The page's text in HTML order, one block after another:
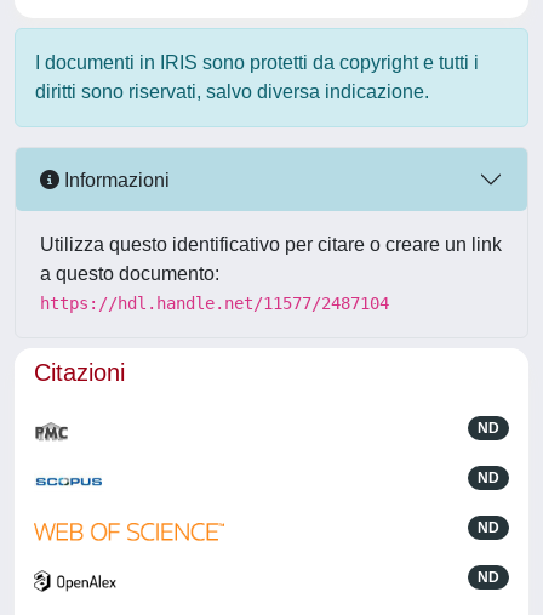
I documenti in IRIS sono protetti da copyright e tutti i
diritti sono riservati, salvo diversa indicazione.
Informazioni
Utilizza questo identificativo per citare o creare un link
a questo documento:
https://hdl.handle.net/11577/2487104
Citazioni
ND
ND
ND
ND